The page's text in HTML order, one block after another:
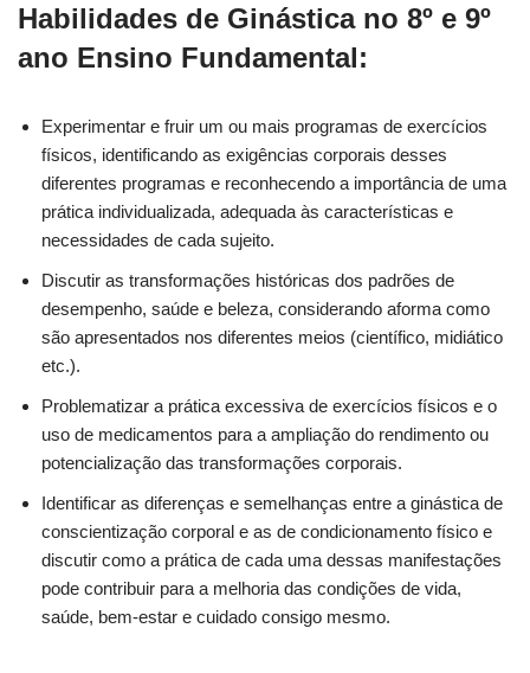
Habilidades de Ginástica no 8º e 9º
ano Ensino Fundamental:
Experimentar e fruir um ou mais programas de exercícios
físicos, identificando as exigências corporais desses
diferentes programas e reconhecendo a importância de uma
prática individualizada, adequada às características e
necessidades de cada sujeito.
Discutir as transformações históricas dos padrões de
desempenho, saúde e beleza, considerando aforma como
são apresentados nos diferentes meios (científico, midiático
etc.).
Problematizar a prática excessiva de exercícios físicos e o
uso de medicamentos para a ampliação do rendimento ou
potencialização das transformações corporais.
Identificar as diferenças e semelhanças entre a ginástica de
conscientização corporal e as de condicionamento físico e
discutir como a prática de cada uma dessas manifestações
pode contribuir para a melhoria das condições de vida,
saúde, bem-estar e cuidado consigo mesmo.